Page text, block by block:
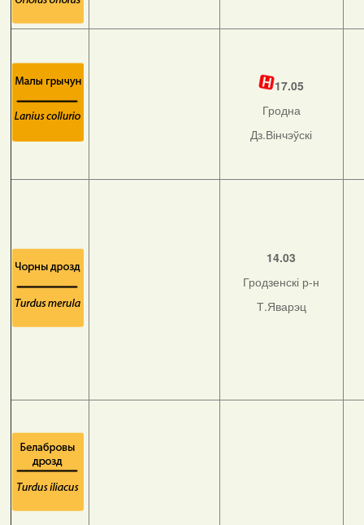
17.05
Гродна
Дз.Вінчэўскі
14.03
Гродзенскі р-н
Т.Яварэц